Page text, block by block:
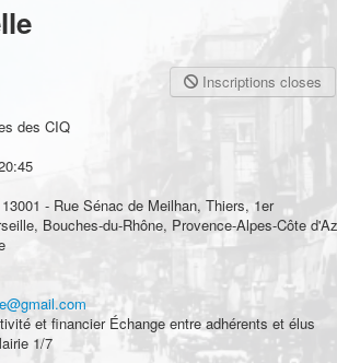
Inscriptions closes
des CIQ
- Rue Sénac de Meilhan, Thiers, 1er
Bouches-du-Rhône, Provence-Alpes-Côte
et financier Échange entre adhérents et élus
1/7